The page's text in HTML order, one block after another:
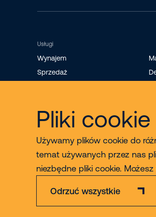
Pliki cookie
Używamy plików cookie do
temat używanych przez nas
niezbędne pliki cookie.
Odrzuć wszystkie
Usługi
Wynajem
Sprzedaż
Serwis i konserwacja